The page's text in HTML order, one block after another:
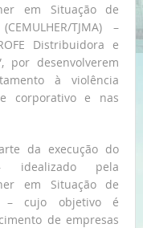
em Situação de
TJMA) –
Distribuidora e
por desenvolverem
à violência
corporativo e nas
da execução do
idealizado pela
em Situação de
– cujo objetivo é
de empresas